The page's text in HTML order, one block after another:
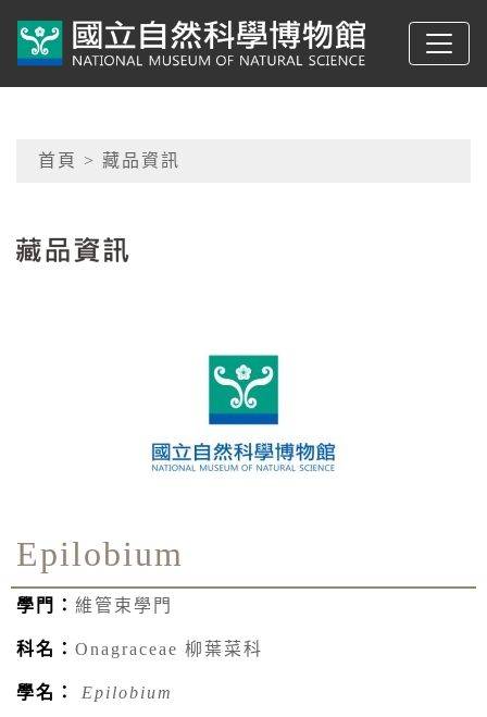
典藏網-國立自然科學
網頁導覽
首頁 > 藏品資訊
Epilobium
學門： 維管束學門
科名： Onagraceae 柳葉菜科
學名： Epilobium